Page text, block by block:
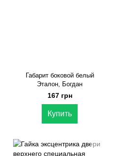
Габарит боковой белый
Эталон, Богдан
167 грн
Купить